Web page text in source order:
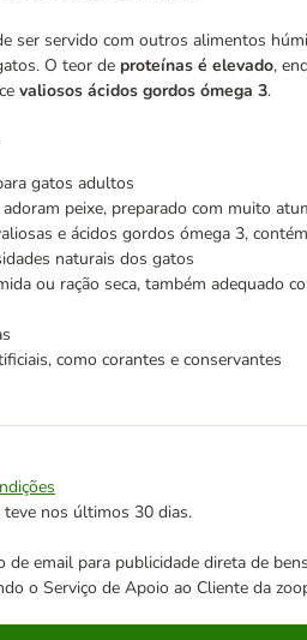
ser servido com outros alimentos
O teor de proteínas é elevado,
valiosos ácidos gordos ómega 3.
gatos adultos
peixe, preparado com muito
e ácidos gordos ómega 3,
naturais dos gatos
ou ração seca, também adequado
como corantes e conservantes
nos últimos 30 dias.
email para publicidade direta de
o Serviço de Apoio ao Cliente da